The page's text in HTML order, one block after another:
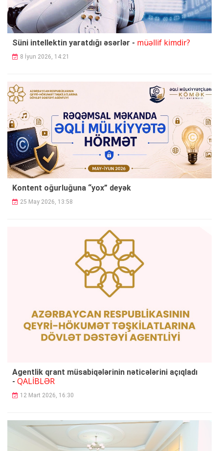
Süni intellektin yaratdığı əsərlər - müəllif kimdir?
8 İyun 2026, 14:21
Kontent oğurluğuna “yox” deyək
25 May 2026, 13:58
Agentlik qrant müsabiqələrinin nəticələrini açıqladı
- QALİBLƏR
12 Mart 2026, 16:30